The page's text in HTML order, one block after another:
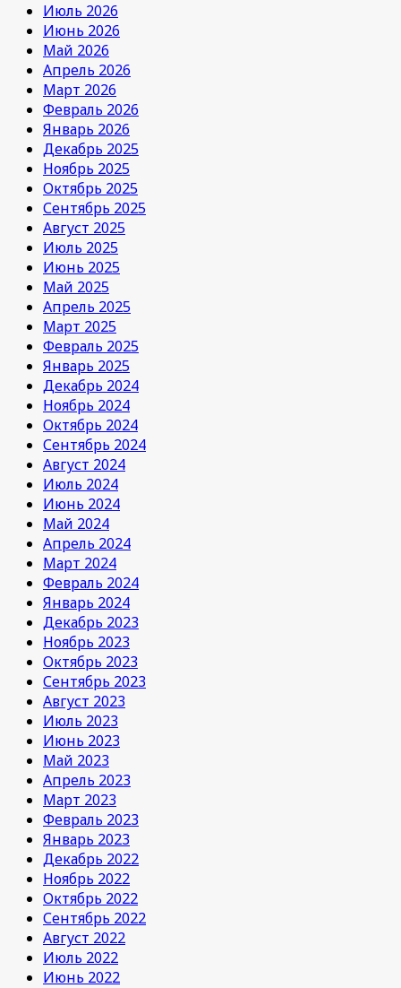
Июль 2026
Июнь 2026
Май 2026
Апрель 2026
Март 2026
Февраль 2026
Январь 2026
Декабрь 2025
Ноябрь 2025
Октябрь 2025
Сентябрь 2025
Август 2025
Июль 2025
Июнь 2025
Май 2025
Апрель 2025
Март 2025
Февраль 2025
Январь 2025
Декабрь 2024
Ноябрь 2024
Октябрь 2024
Сентябрь 2024
Август 2024
Июль 2024
Июнь 2024
Май 2024
Апрель 2024
Март 2024
Февраль 2024
Январь 2024
Декабрь 2023
Ноябрь 2023
Октябрь 2023
Сентябрь 2023
Август 2023
Июль 2023
Июнь 2023
Май 2023
Апрель 2023
Март 2023
Февраль 2023
Январь 2023
Декабрь 2022
Ноябрь 2022
Октябрь 2022
Сентябрь 2022
Август 2022
Июль 2022
Июнь 2022